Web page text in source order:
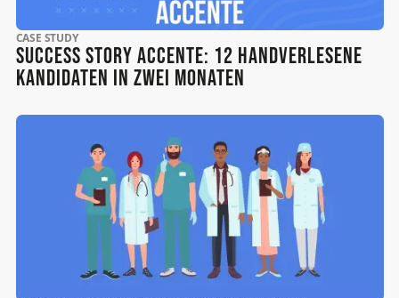
CASE STUDY
Success Story Accente: 12 handverlesene
Kandidaten in zwei Monaten